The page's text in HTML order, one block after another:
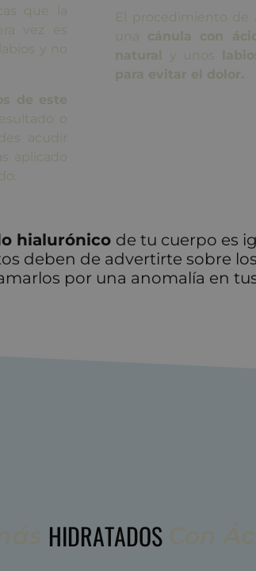
que la
vez es
y no
de este
o
acudir
aplicado
El procedimiento de
una cánula con
natural y unos
para evitar el dolor.
hialurónico de tu cuerpo es
deben de advertirte sobre
por una anomalía en
HIDRATADOS